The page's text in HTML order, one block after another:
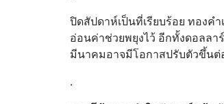
ปิดสัปดาห์เป็นที่เรียบร้อย ทองค
อ่อนค่าช่วยพยุงไว้ อีกทั้งดอลลา
มีนาคมอาจมีโอกาสปรับตัวขึ้นต่
.